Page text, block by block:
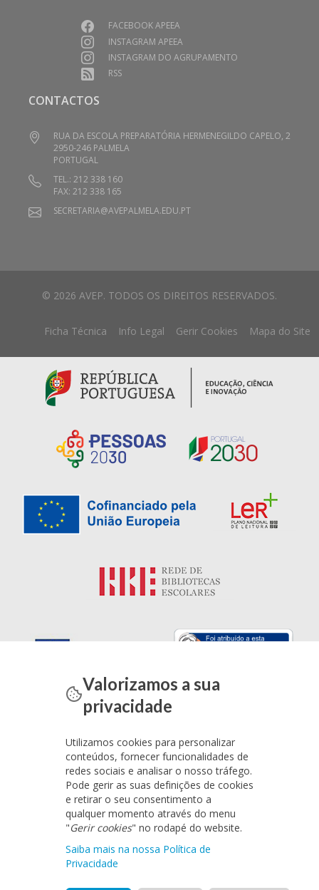
FACEBOOK APEEA
INSTAGRAM APEEA
INSTAGRAM DO AGRUPAMENTO
RSS
CONTACTOS
RUA DA ESCOLA PREPARATÓRIA HERMENEGILDO CAPELO, 2
2950-246 PALMELA
PORTUGAL
TEL.: 212 338 160
FAX: 212 338 165
SECRETARIA@AVEPALMELA.EDU.PT
© 2026 AVEP. TODOS OS DIREITOS RESERVADOS.
Ficha Técnica Info Legal Gerir Cookies Mapa do Site
Valorizamos a sua
privacidade
Utilizamos cookies para personalizar
conteúdos, fornecer funcionalidades de
redes sociais e analisar o nosso tráfego.
Pode gerir as suas definições de cookies
e retirar o seu consentimento a
qualquer momento através do menu
"Gerir cookies" no rodapé do website.
Saiba mais na nossa Política de
Privacidade